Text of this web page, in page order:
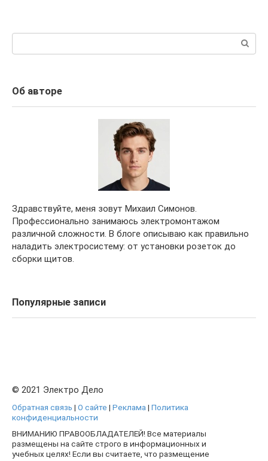
Об авторе
Здравствуйте, меня зовут Михаил Симонов.
Профессионально занимаюсь электромонтажом
различной сложности. В блоге описываю как правильно
наладить электросистему: от установки розеток до
сборки щитов.
Популярные записи
© 2021 Электро Дело
Обратная связь | О сайте | Реклама | Политика
конфиденциальности
ВНИМАНИЮ ПРАВООБЛАДАТЕЛЕЙ! Все материалы
размещены на сайте строго в информационных и
учебных целях! Если вы считаете, что размещение